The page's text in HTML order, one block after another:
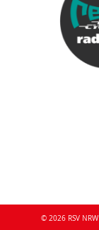
© 2026 RSV NRW